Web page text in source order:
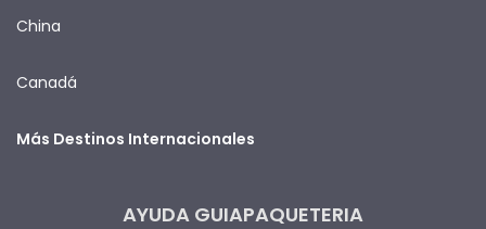
China
Canadá
Más Destinos Internacionales
AYUDA GUIAPAQUETERIA